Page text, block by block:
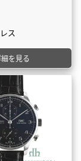
ス
を見る